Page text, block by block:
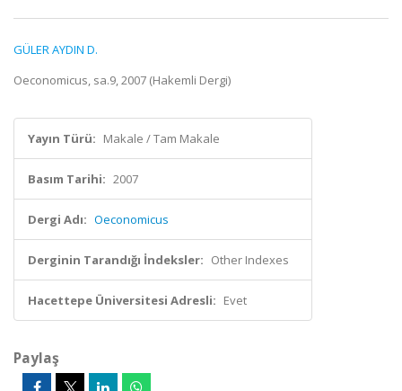
GÜLER AYDIN D.
Oeconomicus, sa.9, 2007 (Hakemli Dergi)
Yayın Türü: Makale / Tam Makale
Basım Tarihi: 2007
Dergi Adı: Oeconomicus
Derginin Tarandığı İndeksler: Other Indexes
Hacettepe Üniversitesi Adresli: Evet
Paylaş